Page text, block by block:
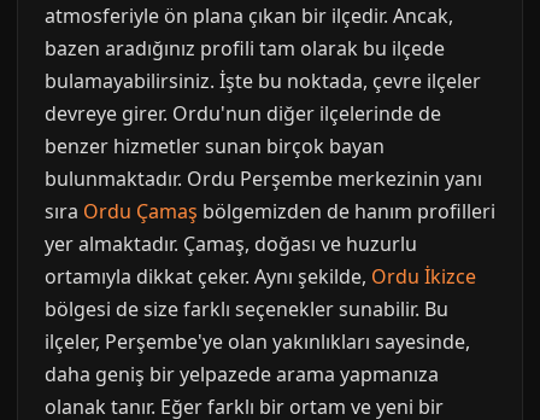
atmosferiyle ön plana çıkan bir ilçedir. Ancak,
bazen aradığınız profili tam olarak bu ilçede
bulamayabilirsiniz. İşte bu noktada, çevre ilçeler
devreye girer. Ordu'nun diğer ilçelerinde de
benzer hizmetler sunan birçok bayan
bulunmaktadır. Ordu Perşembe merkezinin yanı
sıra Ordu Çamaş bölgemizden de hanım profilleri
yer almaktadır. Çamaş, doğası ve huzurlu
ortamıyla dikkat çeker. Aynı şekilde, Ordu İkizce
bölgesi de size farklı seçenekler sunabilir. Bu
ilçeler, Perşembe'ye olan yakınlıkları sayesinde,
daha geniş bir yelpazede arama yapmanıza
olanak tanır. Eğer farklı bir ortam ve yeni bir